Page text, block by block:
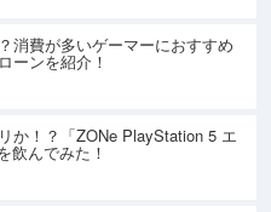
消費が多いゲーマーにおすすめ
ーンを紹介！
か！？「ZONe PlayStation 5 エ
飲んでみた！